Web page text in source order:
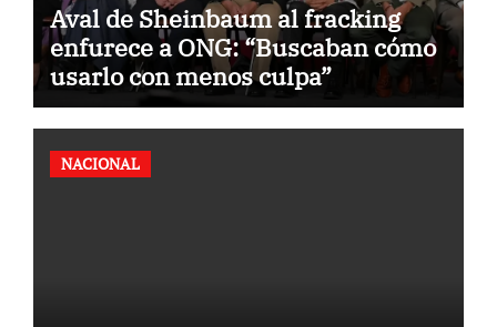
Aval de Sheinbaum al fracking
enfurece a ONG: “Buscaban cómo
usarlo con menos culpa”
NACIONAL